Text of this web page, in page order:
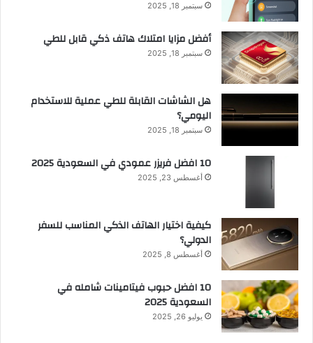
سبتمبر 18, 2025
أفضل مزايا امتلاك هاتف ذكي قابل للطي
سبتمبر 18, 2025
هل الشاشات القابلة للطي عملية للاستخدام
اليومي؟
سبتمبر 18, 2025
10 افضل فريزر عمودي​ في السعودية​ 2025
أغسطس 23, 2025
كيفية اختيار الهاتف الذكي المناسب للسفر
الدولي؟
أغسطس 8, 2025
10 افضل حبوب فيتامينات شامله​ في
السعودية 2025
يوليو 26, 2025